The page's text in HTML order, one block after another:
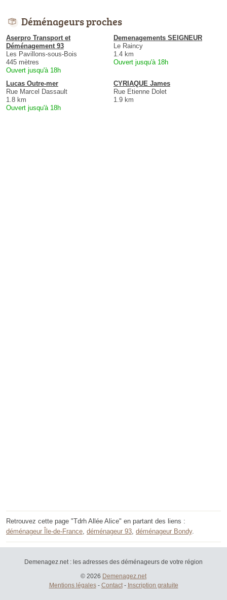
Déménageurs proches
Aserpro Transport et
Déménagement 93
Les Pavillons-sous-Bois
445 mètres
Ouvert jusqu'à 18h
Demenagements SEIGNEUR
Le Raincy
1.4 km
Ouvert jusqu'à 18h
Lucas Outre-mer
Rue Marcel Dassault
1.8 km
Ouvert jusqu'à 18h
CYRIAQUE James
Rue Etienne Dolet
1.9 km
Retrouvez cette page "Tdrh Allée Alice" en partant des liens :
déménageur Île-de-France, déménageur 93, déménageur Bondy.
Demenagez.net : les adresses des déménageurs de votre région
© 2026 Demenagez.net
Mentions légales- Contact- Inscription gratuite